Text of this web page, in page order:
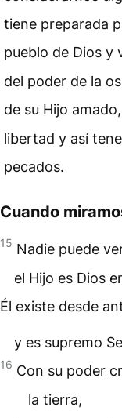
tiene preparada
pueblo de Dios y
del poder de la
de su Hijo amado,
libertad y así
pecados.
Cuando
15 Nadie puede
el Hijo es Dios
Él existe desde
y es supremo
16 Con su poder
la tierra,